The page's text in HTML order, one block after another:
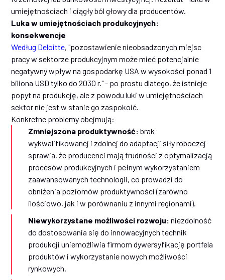
umiejętnościach i ciągły ból głowy dla producentów.
Luka w umiejętnościach produkcyjnych:
konsekwencje
Według Deloitte, "pozostawienie nieobsadzonych miejsc
pracy w sektorze produkcyjnym może mieć potencjalnie
negatywny wpływ na gospodarkę USA w wysokości ponad 1
biliona USD tylko do 2030 r." - po prostu dlatego, że istnieje
popyt na produkcję, ale z powodu luki w umiejętnościach
sektor nie jest w stanie go zaspokoić.
Konkretne problemy obejmują:
Zmniejszona produktywność: brak
wykwalifikowanej i zdolnej do adaptacji siły roboczej
sprawia, że producenci mają trudności z optymalizacją
procesów produkcyjnych i pełnym wykorzystaniem
zaawansowanych technologii, co prowadzi do
obniżenia poziomów produktywności (zarówno
ilościowo, jak i w porównaniu z innymi regionami).
Niewykorzystane możliwości rozwoju: niezdolność
do dostosowania się do innowacyjnych technik
produkcji uniemożliwia firmom dywersyfikację portfela
produktów i wykorzystanie nowych możliwości
rynkowych.